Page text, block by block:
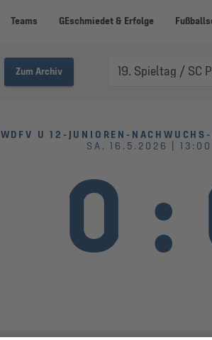
Teams GEschmiedet & Erfolge
Zum Archiv
WDFV U 12-JUNIOREN-
SA. 16.5.2026 | 13:00
0 :